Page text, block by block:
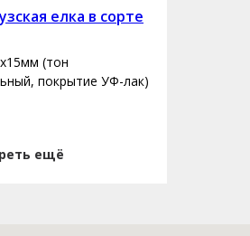
елка в сорте
(тон
покрытие УФ-лак)
ещё